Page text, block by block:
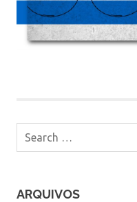
ARQUIVOS